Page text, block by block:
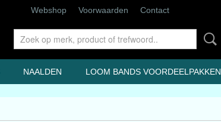
Webshop Voorwaarden Contact
NAALDEN LOOM BANDS VOORDEELPAKKEN